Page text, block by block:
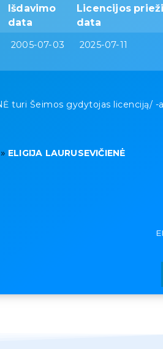
Išdavimo
data
Licencijos
data
2005-07-03 2025-07-11
turi Šeimos gydytojas licenciją/ -
» ELIGIJA LAURUSEVIČIENĖ